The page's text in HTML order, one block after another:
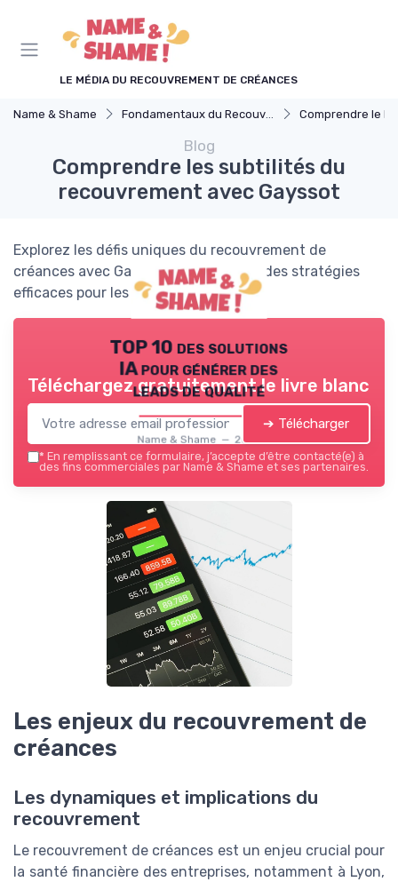
LE MÉDIA DU RECOUVREMENT DE CRÉANCES
Name & Shame Fondamentaux du Recouvrement Comprendre le Recouvrement
Blog
Comprendre les subtilités du
recouvrement avec Gayssot
Explorez les défis uniques du recouvrement de
créances avec Gayssot et découvrez des stratégies
efficaces pour les professionnels.
TOP 10 des solutions
IA pour générer des
leads de qualité
Name & Shame — 2026
Téléchargez gratuitement le livre blanc
➔ Télécharger
* En remplissant ce formulaire, j’accepte d’être contacté(e) à
des fins commerciales par Name & Shame et ses partenaires.
Les enjeux du recouvrement de
créances
Les dynamiques et implications du
recouvrement
Le recouvrement de créances est un enjeu crucial pour
la santé financière des entreprises, notamment à Lyon,